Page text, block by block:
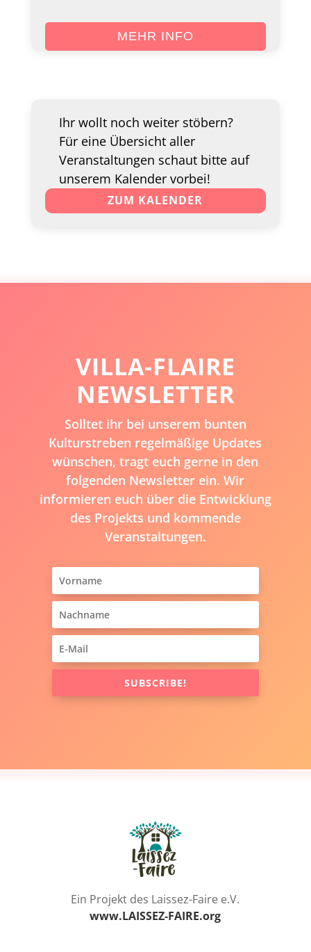
MEHR INFO
Ihr wollt noch weiter stöbern?
Für eine Übersicht aller
Veranstaltungen schaut bitte auf
unserem Kalender vorbei!
ZUM KALENDER
VILLA-FLAIRE
NEWSLETTER
Solltet ihr bei unserem bunten
Kulturstreben regelmäßige Updates
wünschen, tragt euch gerne in den
folgenden Newsletter ein. Wir
informieren euch über die Entwicklung
des Projekts und kommende
Veranstaltungen.
SUBSCRIBE!
Ein Projekt des Laissez-Faire e.V.
www.LAISSEZ-FAIRE.org